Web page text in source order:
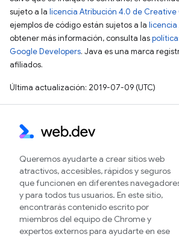
sujeto a la licencia Atribución 4.0 de Creative
ejemplos de código están sujetos a la licencia
obtener más información, consulta las
Google Developers. Java es una marca
afiliados.
Última actualización: 2019-07-09 (UTC)
Queremos ayudarte a crear sitios web
atractivos, accesibles, rápidos y seguros
que funcionen en diferentes
y para todos tus usuarios. En este sitio,
encontrarás contenido escrito por
miembros del equipo de Chrome y
expertos externos para ayudarte en ese